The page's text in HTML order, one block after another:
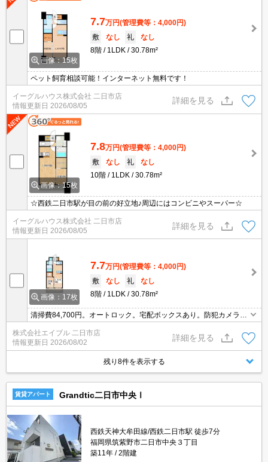
画像：15枚
7.7万円(管理費等：4,000円)
敷
なし 礼
なし
8階
1LDK 30.78m²
ペット飼育相談可能！インターネット無料です！
イーグルハウス株式会社 二日市店
情報更新日 2026/08/05
詳細を見る
画像：15枚
7.8万円(管理費等：4,000円)
敷
なし 礼
なし
10階
1LDK 30.78m²
☆西鉄二日市駅が目の前の好立地♪周辺にはコンビニやスーパー☆
イーグルハウス株式会社 二日市店
情報更新日 2026/08/05
詳細を見る
画像：17枚
7.7万円(管理費等：4,000円)
敷
なし 礼
なし
8階
1LDK 30.78m²
清掃費84,700円。オートロック。宅配ボックスあり。防犯カメラあ
り。ペット応相談。
株式会社エイブル 二日市店
情報更新日 2026/08/02
詳細を見る
残り8件を表示する
賃貸アパート Grandtic二日市中央Ⅰ
西鉄天神大牟田線/西鉄二日市駅 徒歩7分
福岡県筑紫野市二日市中央３丁目
築11年
2階建